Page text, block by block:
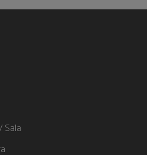
Sala